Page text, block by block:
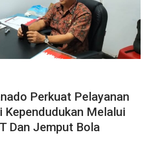
Perkuat Pelayanan
Melalui
Dan Jemput Bola